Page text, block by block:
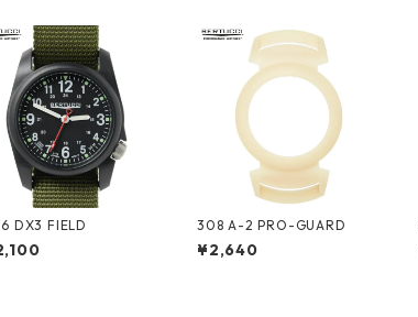
DX3 FIELD 308 A-2 PRO-GUARD
¥2,640